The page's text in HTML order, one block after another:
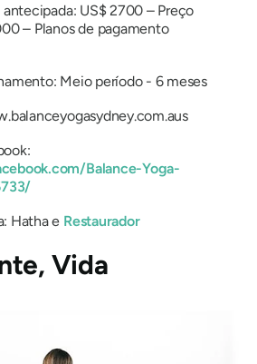
antecipada: US$ 2700 – Preço
– Planos de pagamento
Meio período - 6 meses
Balance-Yoga-
Hatha e Restaurador
Vida